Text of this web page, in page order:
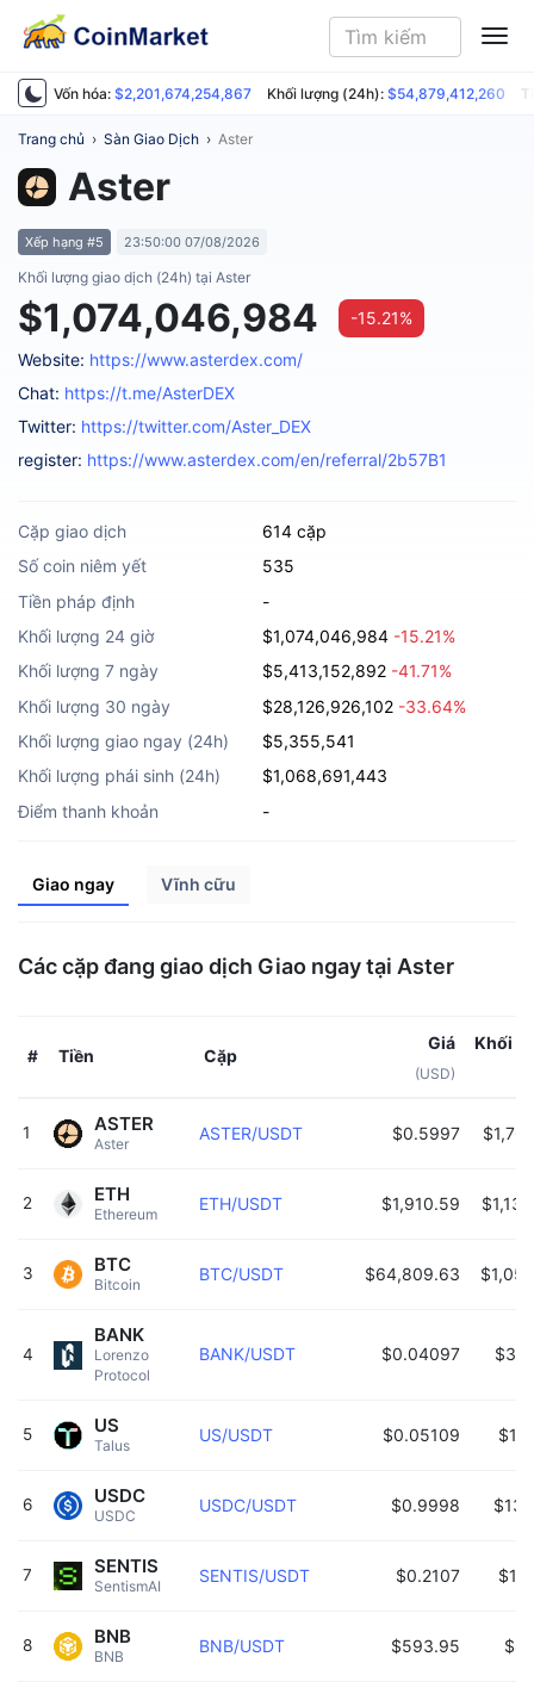
Vốn hóa: $2,201,674,254,867 Khối lượng (24h): $54,879,412,260
Trang chủ › Sàn Giao Dịch › Aster
Aster
Xếp hạng #5 23:50:00 07/08/2026
Khối lượng giao dịch (24h) tại Aster
$1,074,046,984 -15.21%
Website: https://www.asterdex.com/
Chat: https://t.me/AsterDEX
Twitter: https://twitter.com/Aster_DEX
register: https://www.asterdex.com/en/referral/2b57B1
Cặp giao dịch
614 cặp
Số coin niêm yết
535
Tiền pháp định
-
Khối lượng 24 giờ
$1,074,046,984 -15.21%
Khối lượng 7 ngày
$5,413,152,892 -41.71%
Khối lượng 30 ngày
$28,126,926,102 -33.64%
Khối lượng giao ngay (24h)
$5,355,541
Khối lượng phái sinh (24h)
$1,068,691,443
Điểm thanh khoản
-
Giao ngay Vĩnh cữu
Các cặp đang giao dịch Giao ngay tại Aster
# Tiền Cặp
Giá
(USD)
Khối
1
Aster
ASTER ASTER/USDT $0.5997
2
Ethereum
ETH ETH/USDT $1,910.59
3
Bitcoin
BTC BTC/USDT $64,809.63
4
Lorenzo
Protocol
BANK
BANK/USDT $0.04097
5
Talus
US US/USDT $0.05109
6
USDC
USDC USDC/USDT $0.9998
7
SentismAI
SENTIS SENTIS/USDT $0.2107
8
BNB
BNB BNB/USDT $593.95